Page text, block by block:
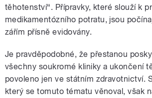
těhotenství“. Přípravky, které slouží k
medikamentózního potratu, jsou
zářím přísně evidovány.
Je pravděpodobné, že přestanou
všechny soukromé kliniky a ukončení
povoleno jen ve státním zdravotnictví.
který se tomuto tématu věnoval, však